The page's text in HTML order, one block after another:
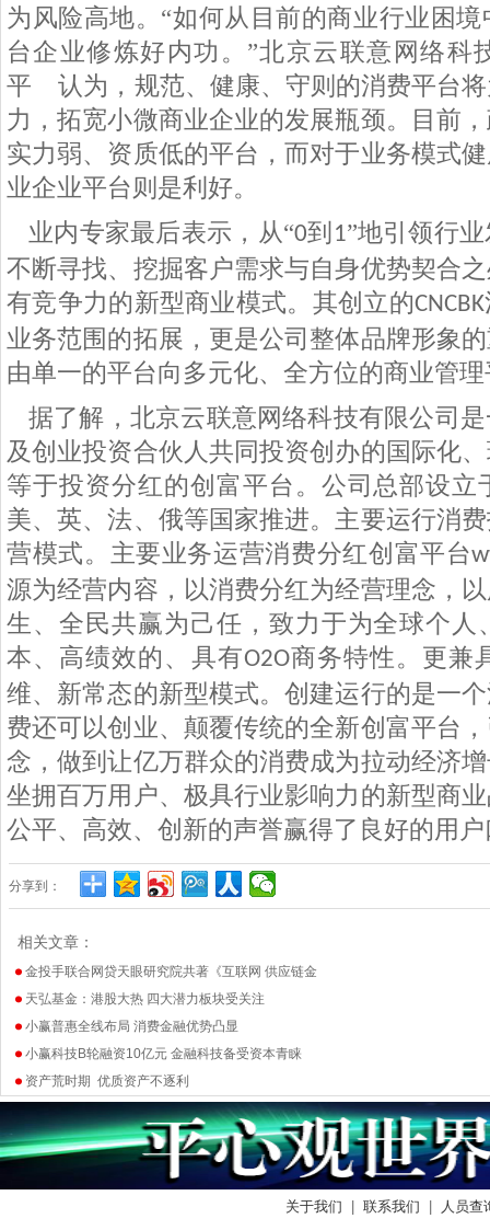
为风险高地。“如何从目前的商业行业困
台企业修炼好内功。”北京云联意网络科
平 认为，规范、健康、守则的消费平台
力，拓宽小微商业企业的发展瓶颈。目前
实力弱、资质低的平台，而对于业务模式
业企业平台则是利好。
业内专家最后表示，从“0到 1”地引领行
不断寻找、挖掘客户需求与自身优势契合
有竞争力的新型商业模式。其创立的CNCBK
业务范围的拓展，更是公司整体品牌形象
由单一的平台向多元化、全方位的商业管
据了解， 北京云联意网络科技有限公司
及创业投资合伙人共同投资创办的国际化
等于投资分红的创富平台。公司总部设立
美、英、法、俄等国家推进。主要运行消
营模式。主要业务运营消费分红创富平台
源为经营内容，以消费分红为经营理念，
生、全民共赢为己任，致力于为全球个人
本、高绩效的、具有O2O商务特性。更兼
维、新常态的新型模式。创建运行的是一
费还可以创业、颠覆传统的全新创富平台
念，做到让亿万群众的消费成为拉动经济
坐拥百万用户、极具行业影响力的新型商
公平、高效、创新的声誉赢得了良好的用
分享到：
相关文章：
金投手联合网贷天眼研究院共著《互联网 供应链金
天弘基金：港股大热 四大潜力板块受关注
小赢普惠全线布局 消费金融优势凸显
小赢科技B轮融资10亿元 金融科技备受资本青睐
资产荒时期 优质资产不逐利
关于我们 联系我们
人员查